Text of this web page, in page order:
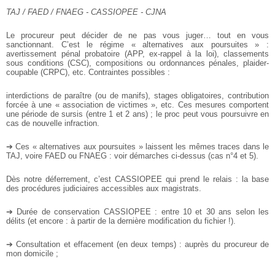
TAJ / FAED / FNAEG - CASSIOPEE - CJNA
Le procureur peut décider de ne pas vous juger… tout en vous
sanctionnant. C’est le régime « alternatives aux poursuites » :
avertissement pénal probatoire (APP, ex-rappel à la loi), classements
sous conditions (CSC), compositions ou ordonnances pénales, plaider-
coupable (CRPC), etc. Contraintes possibles :
interdictions de paraître (ou de manifs), stages obligatoires, contribution
forcée à une « association de victimes », etc. Ces mesures comportent
une période de sursis (entre 1 et 2 ans) ; le proc peut vous poursuivre en
cas de nouvelle infraction.
➔ Ces « alternatives aux poursuites » laissent les mêmes traces dans le
TAJ, voire FAED ou FNAEG : voir démarches ci-dessus (cas n°4 et 5).
Dès notre déferrement, c’est CASSIOPEE qui prend le relais : la base
des procédures judiciaires accessibles aux magistrats.
➔ Durée de conservation CASSIOPEE : entre 10 et 30 ans selon les
délits (et encore : à partir de la dernière modification du fichier !).
➔ Consultation et effacement (en deux temps) : auprès du procureur de
mon domicile ;